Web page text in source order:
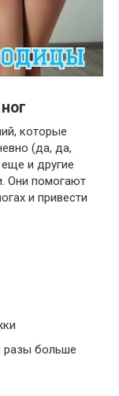
которые
(да, да,
и другие
Они помогают
и привести
разы больше